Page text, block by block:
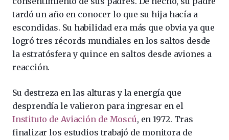
tardó un año en conocer lo que su hija hacía a
escondidas. Su habilidad era más que obvia ya que
logró tres récords mundiales en los saltos desde
la estratósfera y quince en saltos desde aviones a
reacción.
Su destreza en las alturas y la energía que
desprendía le valieron para ingresar en el
Instituto de Aviación de Moscú, en 1972. Tras
finalizar los estudios trabajó de monitora de